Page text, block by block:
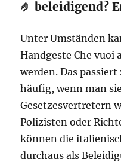
🤌 beleidigend?
Unter Umständen
Handgeste Che vuoi
werden. Das
häufig, wenn man
Gesetzesvertretern
Polizisten oder
können die
durchaus als